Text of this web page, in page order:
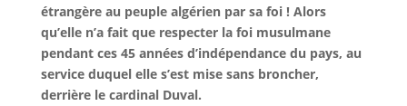
étrangère au peuple algérien par sa foi ! Alors
qu’elle n’a fait que respecter la foi musulmane
pendant ces 45 années d’indépendance du pays, au
service duquel elle s’est mise sans broncher,
derrière le cardinal Duval.